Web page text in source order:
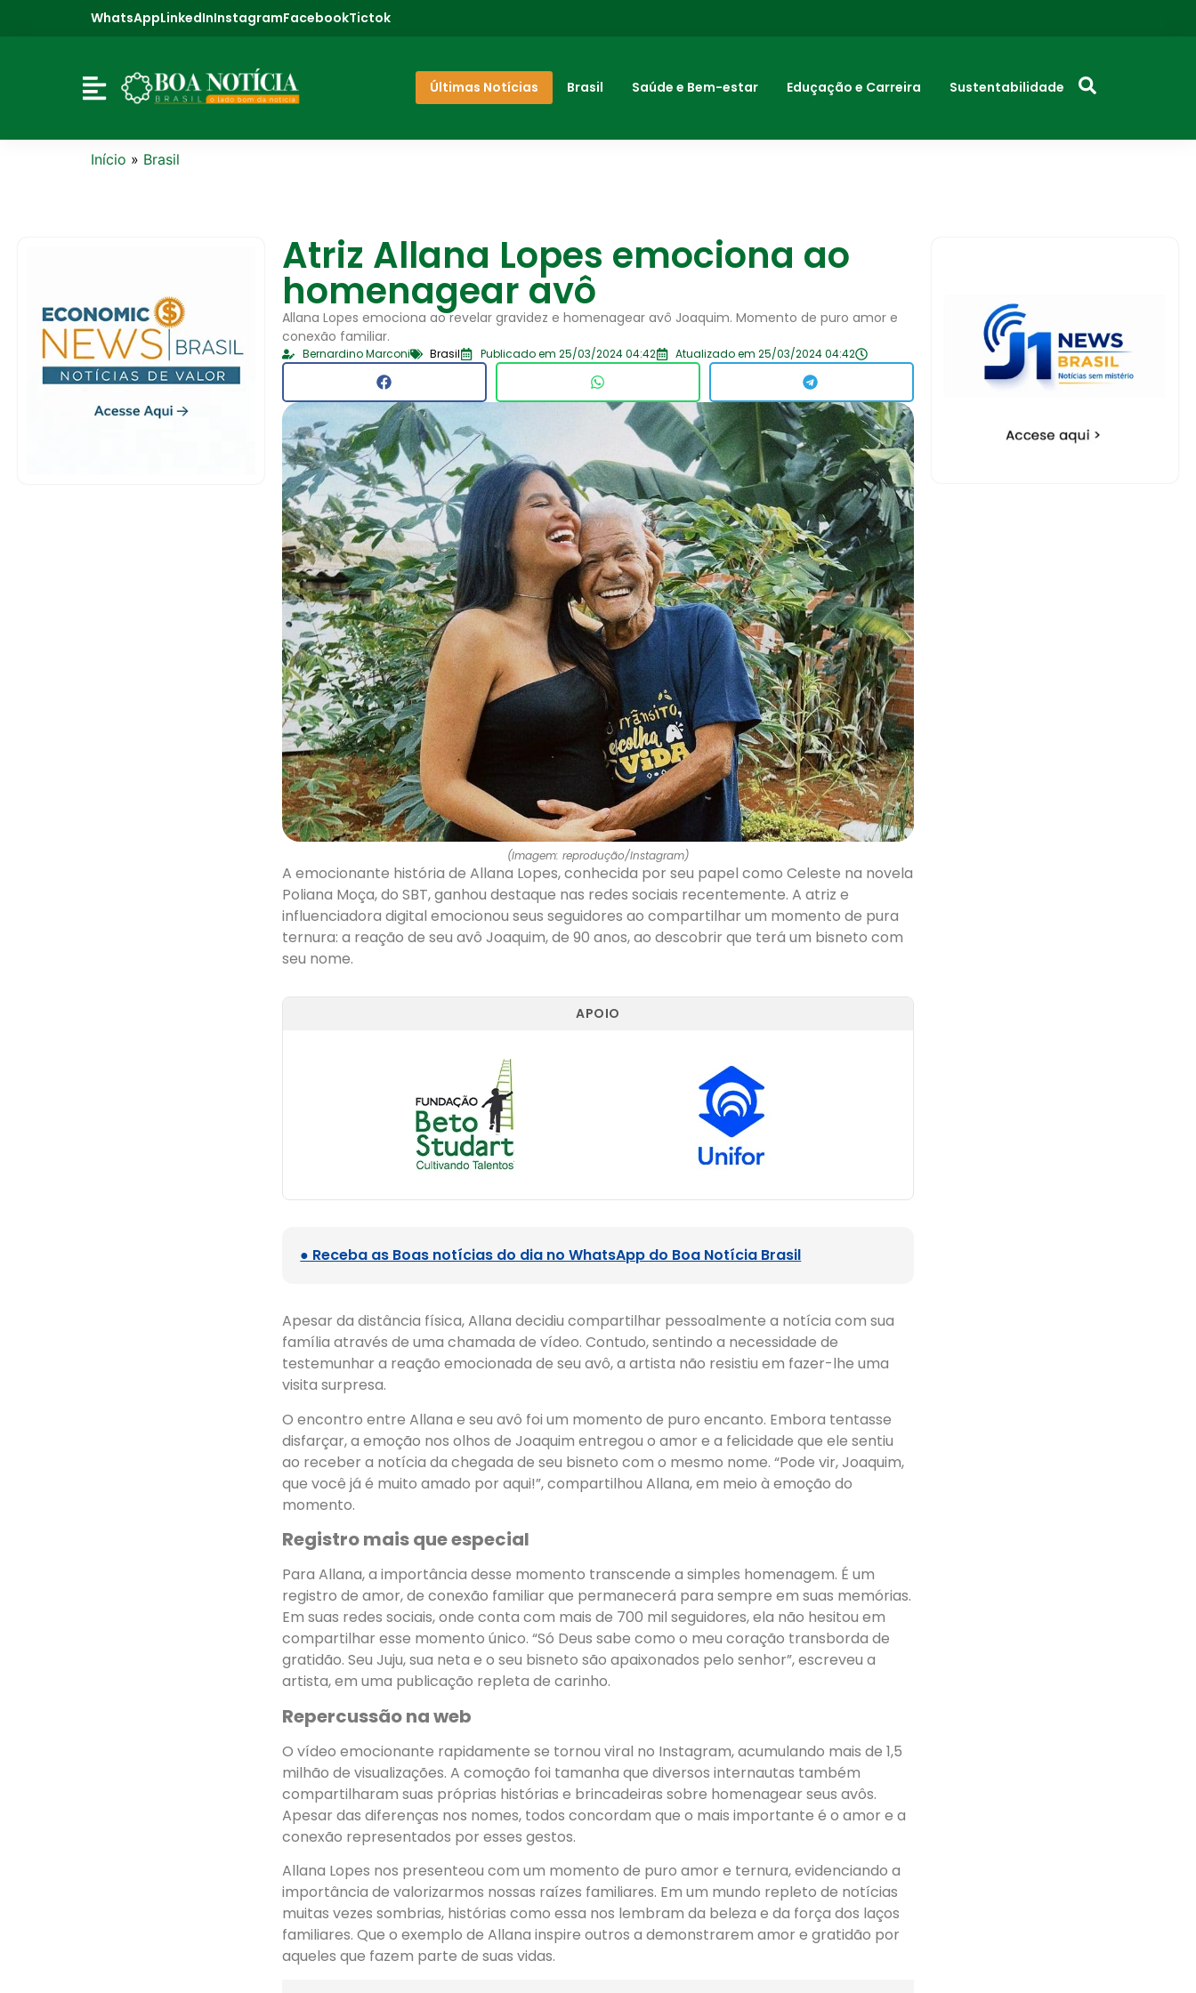
WhatsAppLinkedInInstagramFacebookTictok
Últimas Notícias Brasil Saúde e Bem-estar Eduçação e Carreira Sustentabilidade
Início » Brasil
Atriz Allana Lopes emociona ao
homenagear avô
Allana Lopes emociona ao revelar gravidez e homenagear avô Joaquim. Momento de puro amor e
conexão familiar.
Bernardino Marconi Brasil Publicado em 25/03/2024 04:42 Atualizado em 25/03/2024 04:42
(Imagem: reprodução/Instagram)
A emocionante história de Allana Lopes, conhecida por seu papel como Celeste na novela
Poliana Moça, do SBT, ganhou destaque nas redes sociais recentemente. A atriz e
influenciadora digital emocionou seus seguidores ao compartilhar um momento de pura
ternura: a reação de seu avô Joaquim, de 90 anos, ao descobrir que terá um bisneto com
seu nome.
APOIO
● Receba as Boas notícias do dia no WhatsApp do Boa Notícia Brasil
Apesar da distância física, Allana decidiu compartilhar pessoalmente a notícia com sua
família através de uma chamada de vídeo. Contudo, sentindo a necessidade de
testemunhar a reação emocionada de seu avô, a artista não resistiu em fazer-lhe uma
visita surpresa.
O encontro entre Allana e seu avô foi um momento de puro encanto. Embora tentasse
disfarçar, a emoção nos olhos de Joaquim entregou o amor e a felicidade que ele sentiu
ao receber a notícia da chegada de seu bisneto com o mesmo nome. “Pode vir, Joaquim,
que você já é muito amado por aqui!”, compartilhou Allana, em meio à emoção do
momento.
Registro mais que especial
Para Allana, a importância desse momento transcende a simples homenagem. É um
registro de amor, de conexão familiar que permanecerá para sempre em suas memórias.
Em suas redes sociais, onde conta com mais de 700 mil seguidores, ela não hesitou em
compartilhar esse momento único. “Só Deus sabe como o meu coração transborda de
gratidão. Seu Juju, sua neta e o seu bisneto são apaixonados pelo senhor”, escreveu a
artista, em uma publicação repleta de carinho.
Repercussão na web
O vídeo emocionante rapidamente se tornou viral no Instagram, acumulando mais de 1,5
milhão de visualizações. A comoção foi tamanha que diversos internautas também
compartilharam suas próprias histórias e brincadeiras sobre homenagear seus avôs.
Apesar das diferenças nos nomes, todos concordam que o mais importante é o amor e a
conexão representados por esses gestos.
Allana Lopes nos presenteou com um momento de puro amor e ternura, evidenciando a
importância de valorizarmos nossas raízes familiares. Em um mundo repleto de notícias
muitas vezes sombrias, histórias como essa nos lembram da beleza e da força dos laços
familiares. Que o exemplo de Allana inspire outros a demonstrarem amor e gratidão por
aqueles que fazem parte de suas vidas.